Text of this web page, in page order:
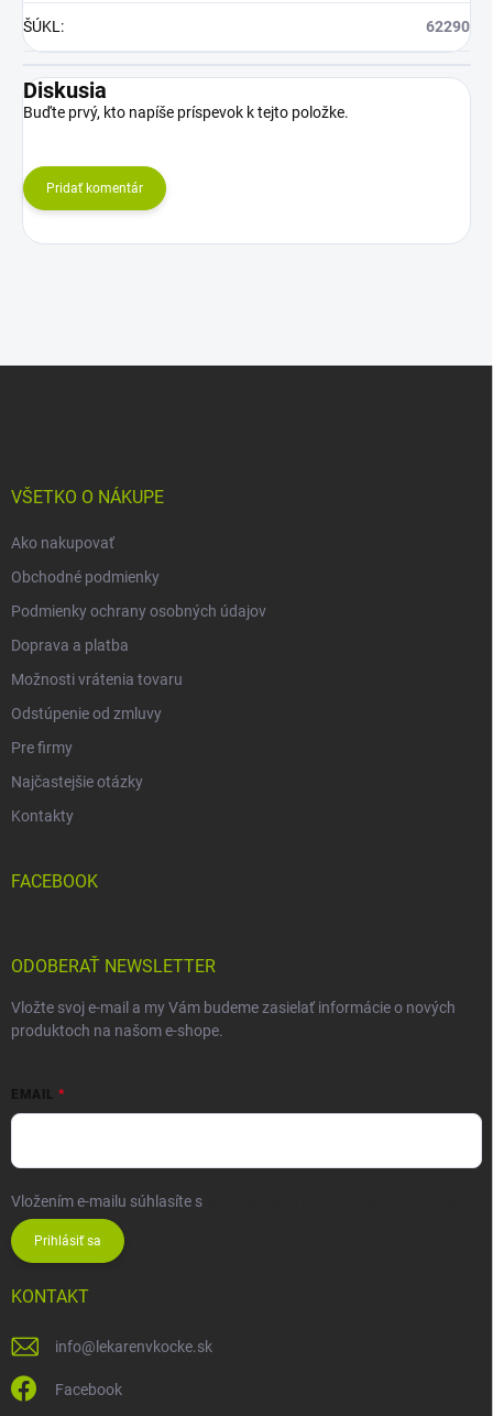
ŠÚKL : 62290
Diskusia
Buďte prvý, kto napíše príspevok k tejto položke.
Pridať komentár
VŠETKO O NÁKUPE
Ako nakupovať
Obchodné podmienky
Podmienky ochrany osobných údajov
Doprava a platba
Možnosti vrátenia tovaru
Odstúpenie od zmluvy
Pre firmy
Najčastejšie otázky
Kontakty
FACEBOOK
ODOBERAŤ NEWSLETTER
Vložte svoj e-mail a my Vám budeme zasielať informácie o nových
produktoch na našom e-shope.
EMAIL
Vložením e-mailu súhlasíte s
Prihlásiť sa
KONTAKT
info@ lekarenvkocke.sk
Facebook